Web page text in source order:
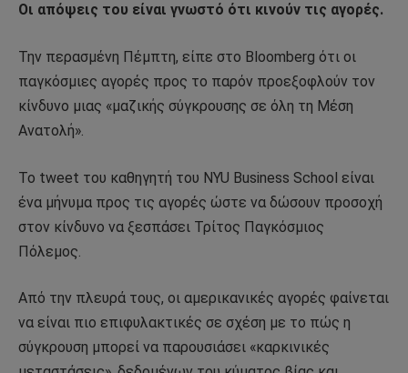
Οι απόψεις του είναι γνωστό ότι κινούν τις αγορές.
Την περασμένη Πέμπτη, είπε στο Bloomberg ότι οι
παγκόσμιες αγορές προς το παρόν προεξοφλούν τον
κίνδυνο μιας «μαζικής σύγκρουσης σε όλη τη Μέση
Ανατολή».
Το tweet του καθηγητή του NYU Business School είναι
ένα μήνυμα προς τις αγορές ώστε να δώσουν προσοχή
στον κίνδυνο να ξεσπάσει Τρίτος Παγκόσμιος
Πόλεμος.
Από την πλευρά τους, οι αμερικανικές αγορές φαίνεται
να είναι πιο επιφυλακτικές σε σχέση με το πώς η
σύγκρουση μπορεί να παρουσιάσει «καρκινικές